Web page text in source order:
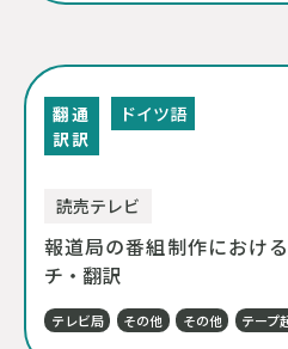
翻
訳
通
訳
ドイツ語
読売テレビ
報道局の番組制作におけ
チ・翻訳
テレビ局 その他 その他 テープ